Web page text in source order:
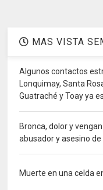
MAS VISTA
Algunos contactos
Lonquimay, Santa
Guatraché y Toay ya
Bronca, dolor y
abusador y asesino
Muerte en una celda